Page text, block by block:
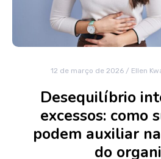
12 de março de 2026 / Ellen
Desequilíbrio
excessos: como
podem auxiliar
do